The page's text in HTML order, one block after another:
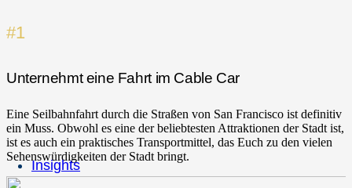
Insights
#1
Unternehmt eine Fahrt im Cable Car
Eine Seilbahnfahrt durch die Straßen von San Francisco ist definitiv
ein Muss. Obwohl es eine der beliebtesten Attraktionen der Stadt ist,
ist es auch ein praktisches Transportmittel, das Euch zu den vielen
Sehenswürdigkeiten der Stadt bringt.